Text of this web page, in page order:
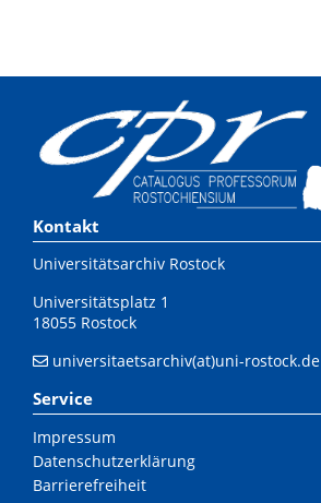
Kontakt
Universitätsarchiv Rostock
Universitätsplatz 1
18055 Rostock
universitaetsarchiv(at)uni-rostock.de
Service
Impressum
Datenschutzerklärung
Barrierefreiheit